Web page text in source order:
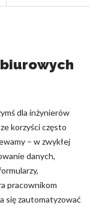
dla inżynierów
korzyści często
– w zwykłej
danych,
pracownikom
się zautomatyzować